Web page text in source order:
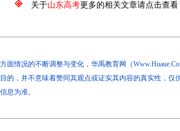
关于山东高考更多的相关文章请点击查看
面情况的不断调整与变化，华禹教育网（
的，并不意味着赞同其观点或证实其内容的真实性，仅
息为准。